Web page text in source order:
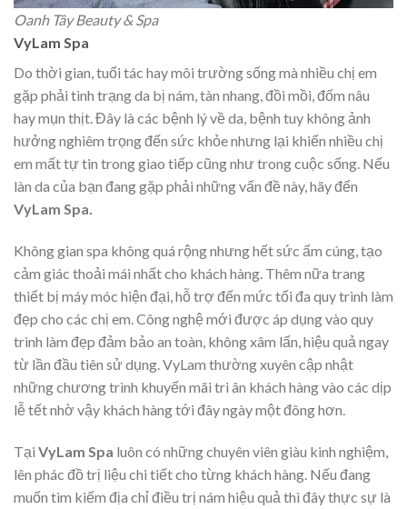
Oanh Tây Beauty & Spa
VyLam Spa
Do thời gian, tuổi tác hay môi trường sống mà nhiều chị em
gặp phải tình trạng da bị nám, tàn nhang, đồi mồi, đốm nâu
hay mụn thịt. Đây là các bệnh lý về da, bệnh tuy không ảnh
hưởng nghiêm trọng đến sức khỏe nhưng lại khiến nhiều chị
em mất tự tin trong giao tiếp cũng như trong cuộc sống. Nếu
làn da của bạn đang gặp phải những vấn đề này, hãy đến
VyLam Spa.
Không gian spa không quá rộng nhưng hết sức ấm cúng, tạo
cảm giác thoải mái nhất cho khách hàng. Thêm nữa trang
thiết bị máy móc hiện đại, hỗ trợ đến mức tối đa quy trình làm
đẹp cho các chị em. Công nghệ mới được áp dụng vào quy
trình làm đẹp đảm bảo an toàn, không xâm lấn, hiệu quả ngay
từ lần đầu tiên sử dụng. VyLam thường xuyên cập nhật
những chương trình khuyến mãi tri ân khách hàng vào các dịp
lễ tết nhờ vậy khách hàng tới đây ngày một đông hơn.
Tại VyLam Spa luôn có những chuyên viên giàu kinh nghiệm,
lên phác đồ trị liệu chi tiết cho từng khách hàng. Nếu đang
muốn tìm kiếm địa chỉ điều trị nám hiệu quả thì đây thực sự là